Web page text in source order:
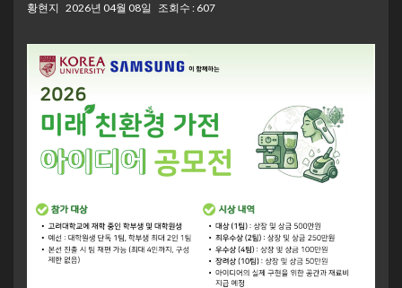
황현지 2026년 04월 08일 조회수 : 607